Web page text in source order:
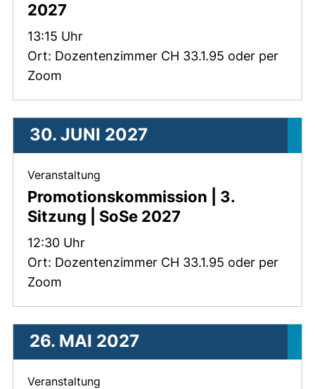
2027
Zeit:
13:15 Uhr
Ort: Dozentenzimmer CH 33.1.95 oder per
Zoom
Promotionskommission | 3.
Sitzung | SoSe 2027
Veranstaltung
Zeit:
12:30 Uhr
Ort: Dozentenzimmer CH 33.1.95 oder per
Zoom
30. JUNI 2027
Veranstaltung
26. MAI 2027